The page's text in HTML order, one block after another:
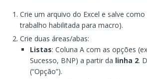
Crie um arquivo do Excel e salve como
trabalho habilitada para macro).
Crie duas áreas/abas:
Listas: Coluna A com as opções
Sucesso, BNP) a partir da linha 2.
(“Opção”).